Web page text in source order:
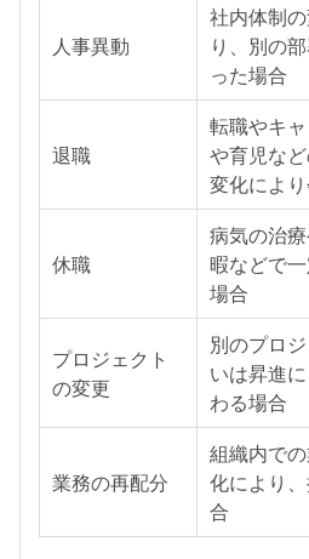
人事異動
社内体制
り、別の
った場合
退職
転職やキ
や育児な
変化によ
休職
病気の治
暇などで
場合
プロジェクト
の変更
別のプロ
いは昇進
わる場合
業務の再配分
組織内で
化により
合